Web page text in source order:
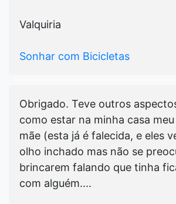
Valquiria
Sonhar com Bicicletas
Obrigado. Teve outros
como estar na minha casa
mãe (esta já é falecida, e eles
olho inchado mas não se
brincarem falando que tinha
com alguém....